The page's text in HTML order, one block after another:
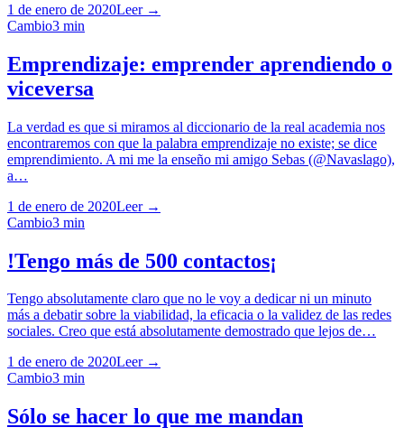
1 de enero de 2020Leer →
Cambio3 min
Emprendizaje: emprender aprendiendo o
viceversa
La verdad es que si miramos al diccionario de la real academia nos
encontraremos con que la palabra emprendizaje no existe; se dice
emprendimiento. A mi me la enseño mi amigo Sebas (@Navaslago),
a…
1 de enero de 2020Leer →
Cambio3 min
!Tengo más de 500 contactos¡
Tengo absolutamente claro que no le voy a dedicar ni un minuto
más a debatir sobre la viabilidad, la eficacia o la validez de las redes
sociales. Creo que está absolutamente demostrado que lejos de…
1 de enero de 2020Leer →
Cambio3 min
Sólo se hacer lo que me mandan